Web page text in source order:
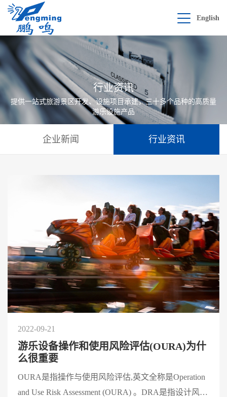
English
行业资讯
提供一站式旅游景区开发、设施项目承建，三十多个品种的高质量
游乐设施产品
企业新闻 行业资讯
2022-09-21
游乐设备操作和使用风险评估(OURA)为什
么很重要
OURA是指操作与使用风险评估,英文全称是Operation
and Use Risk Assessment (OURA) 。DRA是指设计风险